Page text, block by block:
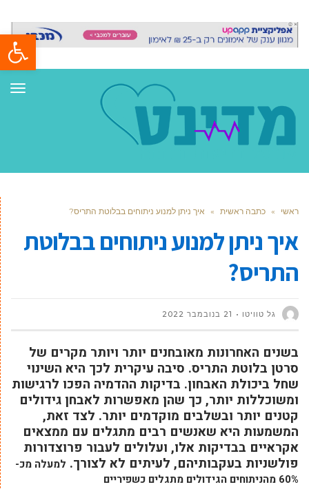
פתח
ראשי » כתבה ראשית » איך ניתן למנוע ניתוחים בבלוטת התריס?
איך ניתן למנוע ניתוחים בבלוטת
התריס?
גל טוויטו 21 בנובמבר 2022
בשנים האחרונות מאובחנים יותר ויותר מקרים של
סרטן בלוטת התריס. סיבה עיקרית לכך היא השינוי
שחל ביכולת האבחון. בדיקות ההדמיה הפכו לרגישות
ומשוכללות יותר, כך שהן מאפשרות לאבחן גידולים
קטנים יותר ובשלבים מוקדמים יותר. לצד זאת,
המשמעות היא שאנשים רבים מתגלים עם ממצאים
אקראיים בבדיקות אלו, ועלולים לעבור פרוצדורות
פולשניות בעקבותיהם, לעיתים לא לצורך. למעלה מכ-
60% מהניתוחים הגידולים מתגלים כשפיריים